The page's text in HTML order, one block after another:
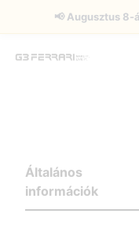
📢Augusztus 8-
Általános
információk